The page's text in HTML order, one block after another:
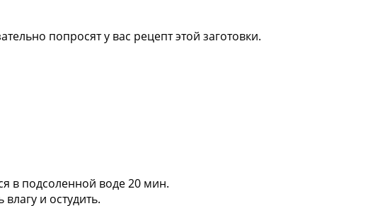
попросят у вас рецепт этой заготовки.
в подсоленной воде 20 мин.
и остудить.